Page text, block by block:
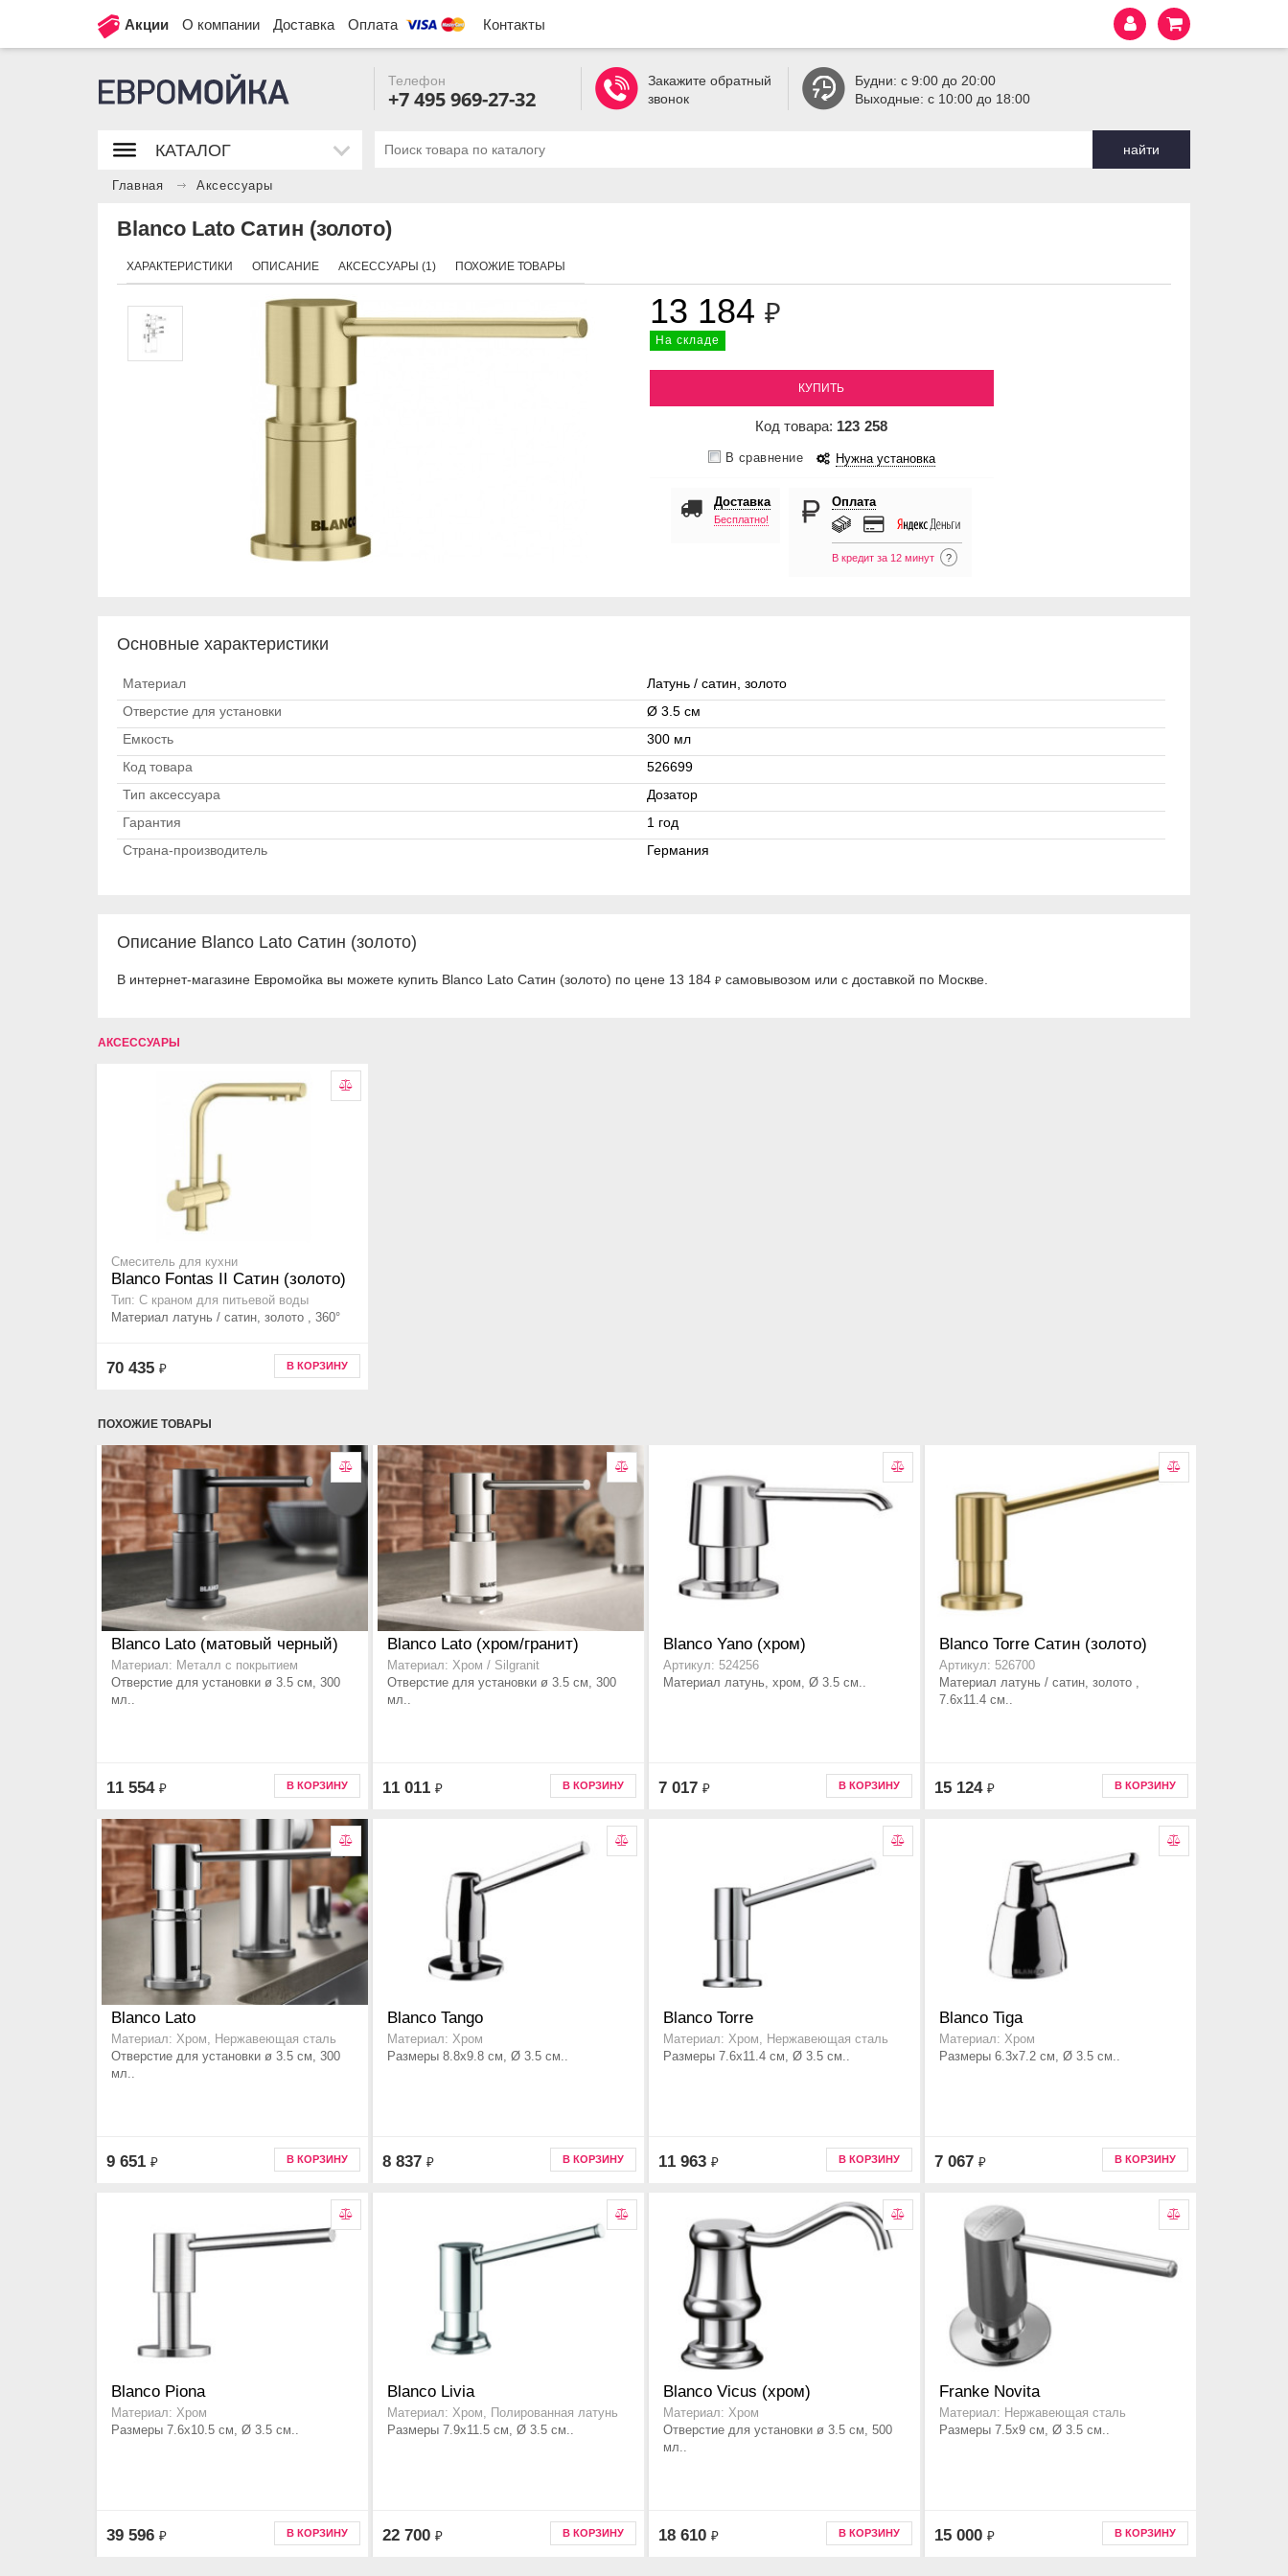
Акции О компании Доставка Оплата Контакты
Телефон
+7 495 969-27-32
Закажите обратный
звонок
Будни: с 9:00 до 20:00
Выходные: с 10:00 до 18:00
найти
КАТАЛОГ
Главная Аксессуары
Blanco Lato Сатин (золото)
ХАРАКТЕРИСТИКИ ОПИСАНИЕ АКСЕССУАРЫ (1) ПОХОЖИЕ ТОВАРЫ
13 184 ₽
На складе
КУПИТЬ
Код товара: 123 258
В сравнение Нужна установка
Доставка
Бесплатно!
Оплата
В кредит за 12 минут ?
Основные характеристики
Материал
Латунь / сатин, золото
Отверстие для установки
Ø 3.5 см
Емкость
300 мл
Код товара
526699
Тип аксессуара
Дозатор
Гарантия
1 год
Страна-производитель
Германия
Описание Blanco Lato Сатин (золото)
В интернет-магазине Евромойка вы можете купить Blanco Lato Сатин (золото) по цене 13 184 ₽ самовывозом или с доставкой по Москве.
АКСЕССУАРЫ
Смеситель для кухни
Blanco Fontas II Сатин (золото)
Тип: С краном для питьевой воды
Материал латунь / сатин, золото , 360°
70 435 ₽ В КОРЗИНУ
ПОХОЖИЕ ТОВАРЫ
Blanco Lato (матовый черный)
Материал: Металл с покрытием
Отверстие для установки ø 3.5 см, 300
мл..
11 554 ₽ В КОРЗИНУ
Blanco Lato (хром/гранит)
Материал: Хром / Silgranit
Отверстие для установки ø 3.5 см, 300
мл..
11 011 ₽ В КОРЗИНУ
Blanco Yano (хром)
Артикул: 524256
Материал латунь, хром, Ø 3.5 см..
7 017 ₽ В КОРЗИНУ
Blanco Torre Сатин (золото)
Артикул: 526700
Материал латунь / сатин, золото ,
7.6x11.4 см..
15 124 ₽ В КОРЗИНУ
Blanco Lato
Материал: Хром, Нержавеющая сталь
Отверстие для установки ø 3.5 см, 300
мл..
9 651 ₽ В КОРЗИНУ
Blanco Tango
Материал: Хром
Размеры 8.8x9.8 см, Ø 3.5 см..
8 837 ₽ В КОРЗИНУ
Blanco Torre
Материал: Хром, Нержавеющая сталь
Размеры 7.6x11.4 см, Ø 3.5 см..
11 963 ₽ В КОРЗИНУ
Blanco Tiga
Материал: Хром
Размеры 6.3x7.2 см, Ø 3.5 см..
7 067 ₽ В КОРЗИНУ
Blanco Piona
Материал: Хром
Размеры 7.6x10.5 см, Ø 3.5 см..
39 596 ₽ В КОРЗИНУ
Blanco Livia
Материал: Хром, Полированная латунь
Размеры 7.9x11.5 см, Ø 3.5 см..
22 700 ₽ В КОРЗИНУ
Blanco Vicus (хром)
Материал: Хром
Отверстие для установки ø 3.5 см, 500
мл..
18 610 ₽ В КОРЗИНУ
Franke Novita
Материал: Нержавеющая сталь
Размеры 7.5x9 см, Ø 3.5 см..
15 000 ₽ В КОРЗИНУ